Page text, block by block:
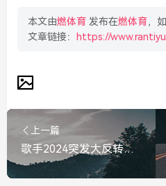
本文由燃体育 发布在燃体育，
文章链接：
https://
上一篇
歌手2024突发大反转！庾澄庆被换6首歌，直播前换曲引全网热议